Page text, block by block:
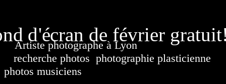
d'écran de février
Artiste photographe à LyonFrance. Banque
recherche photos photographie plasticienne
photos musiciens